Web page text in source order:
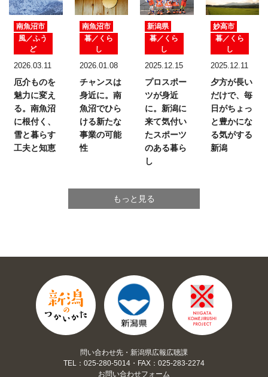
南魚沼市
風／ふう
ど
2026.03.11
厄介ものを
魅力に変え
る。 南魚沼
に根付く、
雪と暮らす
工夫と知恵
南魚沼市
暮／くら
し
2026.01.08
チャンスは
身近に。 南
魚沼でひら
ける新たな
事業の可能
性
新潟県
暮／くら
し
2025.12.15
プロスポー
ツが身近
に。 新潟に
来て気付い
たスポーツ
のある暮ら
し
妙高市
暮／くら
し
2025.12.11
夕方が長い
だけで、 毎
日がちょっ
と豊かにな
る気がする
新潟
もっと見る
問い合わせ先・新潟県広報広聴課
TEL：025-280-5014・FAX：025-283-2274
お問い合わせフォーム